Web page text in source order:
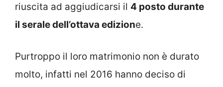
riuscita ad aggiudicarsi il 4 posto durante
il serale dell’ottava edizione.
Purtroppo il loro matrimonio non è durato
molto, infatti nel 2016 hanno deciso di